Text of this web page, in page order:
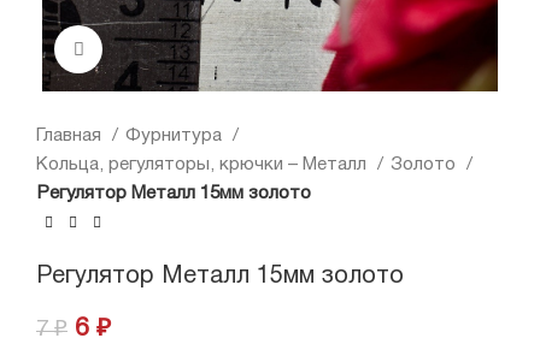
Нажмите, чтобы увеличить
Главная
Фурнитура
Кольца, регуляторы, крючки – Металл
Золото
Регулятор Металл 15мм золото
Регулятор Металл 15мм золото
7₽ 6 ₽